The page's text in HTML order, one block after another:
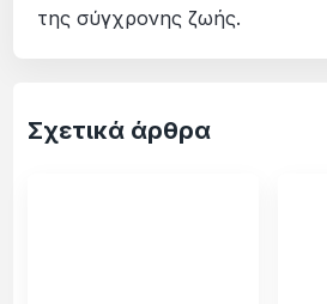
της σύγχρονης ζωής.
Σχετικά άρθρα